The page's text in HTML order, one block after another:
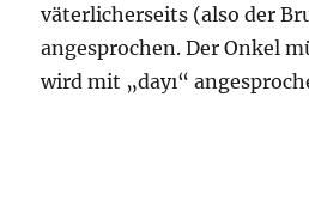
väterlicherseits (also der
angesprochen. Der Onkel
wird mit „dayı“